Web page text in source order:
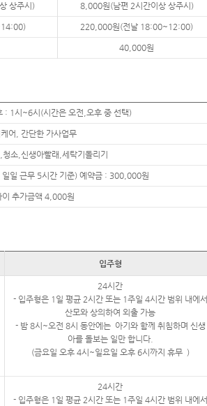
상주시) 8,000원(남편 2시간이상 상주시)
220,000원(전날 18:00~12:00)
40,000원
: 1시~6시(시간은 오전,오후 중 선택)
어, 간단한 가사업무
소,신생아빨래,세탁기돌리기
일 근무 5시간 기준) 예약금 : 300,000원
이 추가금액 4,000원
입주형
24시간
- 입주형은 1일 평균 2시간 또는 1주일 4시간 범위 내에서
산모와 상의하여 외출 가능
- 밤 8시~오전 8시 동안에는 아기와 함께 취침하며 신생
아를 돌보는 일만 합니다.
(금요일 오후 4시~일요일 오후 6시까지 휴무 )
24시간
- 입주형은 1일 평균 2시간 또는 1주일 4시간 범위 내에서